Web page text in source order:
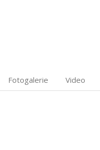
Fotogalerie Video